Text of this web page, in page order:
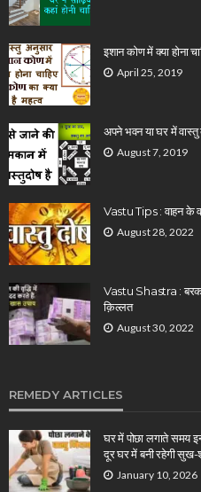
इशान कोण में क्या होना
April 25, 2019
अपने भवन या घर में
August 7, 2019
Vastu Tips : वाहन के
August 28, 2022
Vastu Shastra :
क़िल्लत
August 30, 2022
REMEDY ARTICLES
घर में पोछा लगाते समय
दूर घर में बनी रहेगी सुख-
January 10, 2026